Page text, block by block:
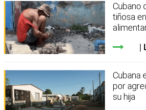
Cubano
tiñosa
Cubana
por
su hija